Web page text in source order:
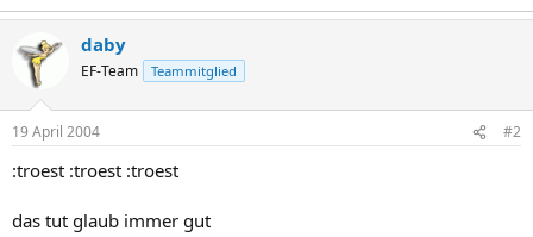
daby
EF-Team Teammitglied
19 April 2004 #2
:troest :troest :troest
das tut glaub immer gut